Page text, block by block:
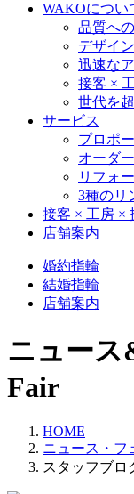
WAKOについ
品質へ
デザイ
迅速な
接客 ×
世代を
サービス
プロポ
オーダ
リフォ
3種のリ
接客 × 工房 ×
店舗案内
婚約指輪
結婚指輪
店舗案内
ニュー
Fair
HOME
ニュース・フ
スタッフブ